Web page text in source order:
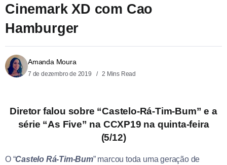
Cinemark XD com Cao
Hamburger
Amanda Moura
7 de dezembro de 2019 2 Mins Read
Diretor falou sobre “Castelo-Rá-Tim-Bum” e a
série “As Five” na CCXP19 na quinta-feira
(5/12)
O “Castelo Rá-Tim-Bum” marcou toda uma geração de